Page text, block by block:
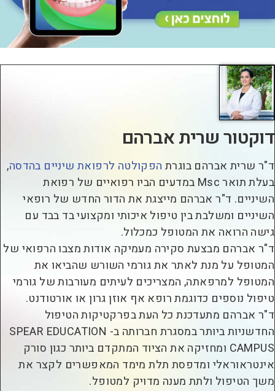
שרית אברהם
שרית אברהם בוגרתהפקולטה לרפואת שיניים בהדסה,
בעלת תואר Msc במדעים הביו רפואיים של רפואת
ד"ר אברהם מייצגת את הדור החדש של רופאי
ומשלבת בין טיפול איכותי ומקצועי בד בבד עם
הרואה את המטופל כמכלול.
אברהם מבצעת סקירה מעמיקה אודות מצבו הרפואי של
על מנת לאתר את גורמי השורש שהביאו את
למרפאתה, המצריכים לעיתים מעורבות של גורמי
נוספים כדוגמת רופא אף אוזן גרון או אורטודנט.
אברהם מתעדכנת כל העת בפרקטיקות הטיפול
החדשניות ביותר במסגרת חברותה ב- SPEAR EDUCATION
CAMPUS ומחזיקה את הציוד המתקדם ביותר כגון סורק
ומדפסת תלת מימד המאפשרים לקצר את
הטיפול ולתת מענה מדויק למטופל.